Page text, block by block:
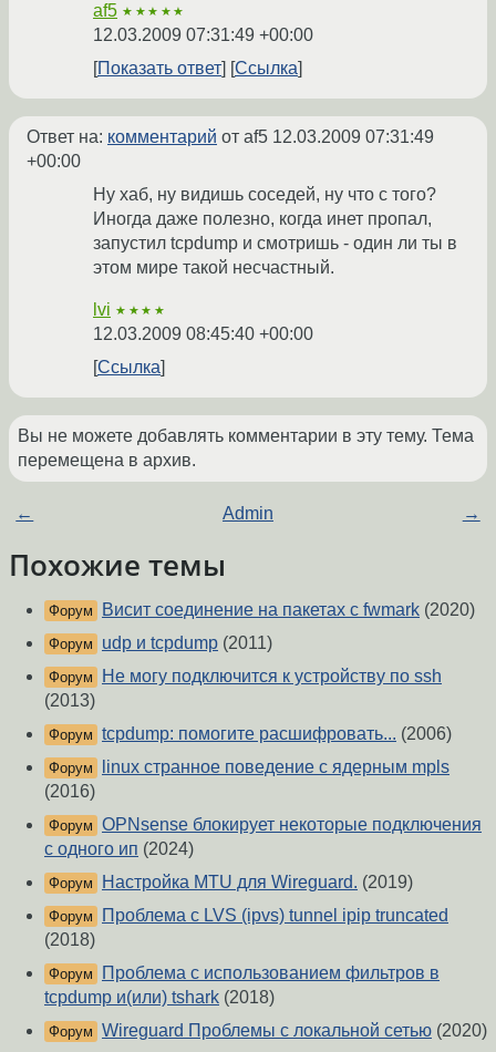
af5 ★★★★★
12.03.2009 07:31:49 +00:00
Показать ответ
Ссылка
Ответ на: комментарий от af5 12.03.2009 07:31:49
+00:00
Ну хаб, ну видишь соседей, ну что с того?
Иногда даже полезно, когда инет пропал,
запустил tcpdump и смотришь - один ли ты в
этом мире такой несчастный.
lvi ★★★★
12.03.2009 08:45:40 +00:00
Ссылка
Вы не можете добавлять комментарии в эту тему. Тема
перемещена в архив.
← Admin →
Похожие темы
Форум Висит соединение на пакетах с fwmark (2020)
Форум udp и tcpdump (2011)
Форум
Не могу подключится к устройству по ssh
(2013)
Форум tcpdump: помогите расшифровать... (2006)
Форум
linux странное поведение с ядерным mpls
(2016)
Форум OPNsense блокирует некоторые подключения
c одного ип (2024)
Форум Настройка MTU для Wireguard. (2019)
Форум
Проблема с LVS (ipvs) tunnel ipip truncated
(2018)
Форум
Проблема с использованием фильтров в
tcpdump и(или) tshark (2018)
Форум Wireguard Проблемы с локальной сетью (2020)